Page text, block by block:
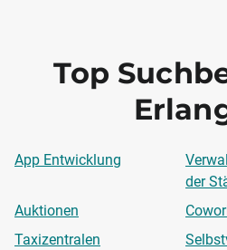
Top
App Entwicklung
der
Auktionen
Taxizentralen